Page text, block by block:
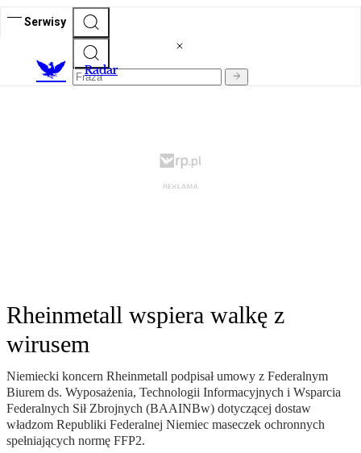
Serwisy
Radar
Rheinmetall wspiera walkę z
wirusem
Niemiecki koncern Rheinmetall podpisał umowy z Federalnym
Biurem ds. Wyposażenia, Technologii Informacyjnych i Wsparcia
Federalnych Sił Zbrojnych (BAAINBw) dotyczącej dostaw
władzom Republiki Federalnej Niemiec maseczek ochronnych
spełniających normę FFP2.